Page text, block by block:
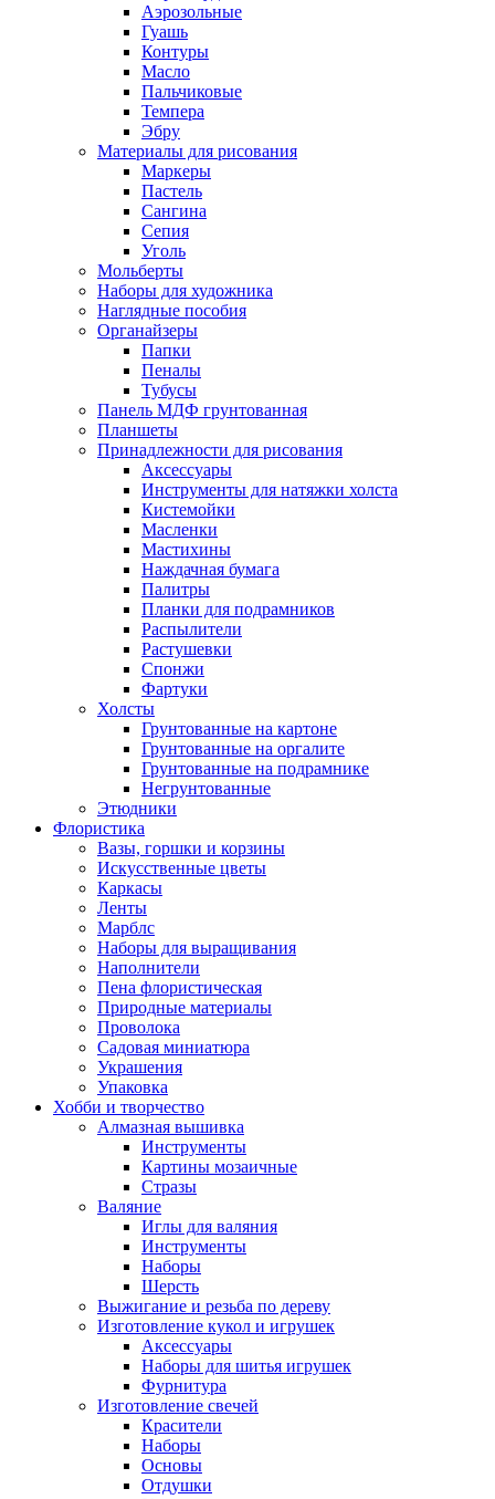
Аэрозольные
Гуашь
Контуры
Масло
Пальчиковые
Темпера
Эбру
Материалы для рисования
Маркеры
Пастель
Сангина
Сепия
Уголь
Мольберты
Наборы для художника
Наглядные пособия
Органайзеры
Папки
Пеналы
Тубусы
Панель МДФ грунтованная
Планшеты
Принадлежности для рисования
Аксессуары
Инструменты для натяжки холста
Кистемойки
Масленки
Мастихины
Наждачная бумага
Палитры
Планки для подрамников
Распылители
Растушевки
Спонжи
Фартуки
Холсты
Грунтованные на картоне
Грунтованные на оргалите
Грунтованные на подрамнике
Негрунтованные
Этюдники
Флористика
Вазы, горшки и корзины
Искусственные цветы
Каркасы
Ленты
Марблс
Наборы для выращивания
Наполнители
Пена флористическая
Природные материалы
Проволока
Садовая миниатюра
Украшения
Упаковка
Хобби и творчество
Алмазная вышивка
Инструменты
Картины мозаичные
Стразы
Валяние
Иглы для валяния
Инструменты
Наборы
Шерсть
Выжигание и резьба по дереву
Изготовление кукол и игрушек
Аксессуары
Наборы для шитья игрушек
Фурнитура
Изготовление свечей
Красители
Наборы
Основы
Отдушки